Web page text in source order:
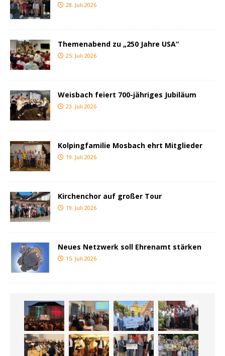
28. Juli 2026
Themenabend zu „250 Jahre USA“
25. Juli 2026
Weisbach feiert 700-jähriges Jubiläum
23. Juli 2026
Kolpingfamilie Mosbach ehrt Mitglieder
19. Juli 2026
Kirchenchor auf großer Tour
19. Juli 2026
Neues Netzwerk soll Ehrenamt stärken
15. Juli 2026